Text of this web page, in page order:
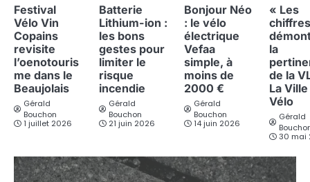
Festival
Vélo Vin
Copains
revisite
l’oenotouris
me dans le
Beaujolais
Gérald
Bouchon
1 juillet 2026
Batterie
Lithium-ion :
les bons
gestes pour
limiter le
risque
incendie
Gérald
Bouchon
21 juin 2026
Bonjour Néo
: le vélo
électrique
Vefaa
simple, à
moins de
2000 €
Gérald
Bouchon
14 juin 2026
« Les
chiffres
la
de la
La Ville
Vélo
Gérald
30 mai